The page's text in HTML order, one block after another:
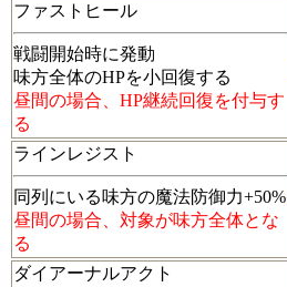
ファストヒール
戦闘開始時に発動
味方全体のHPを小回復する
昼間の場合、HP継続回復を付与す
る
ラインレジスト
同列にいる味方の魔法防御力+50%
昼間の場合、対象が味方全体とな
る
ダイアーナルアクト